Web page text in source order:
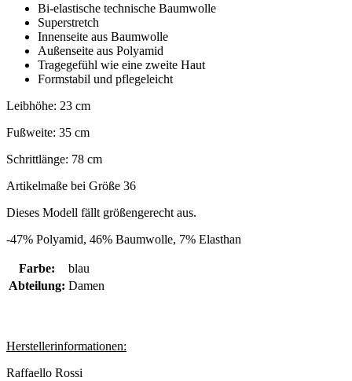
Bi-elastische technische Baumwolle
Superstretch
Innenseite aus Baumwolle
Außenseite aus Polyamid
Tragegefühl wie eine zweite Haut
Formstabil und pflegeleicht
Leibhöhe: 23 cm
Fußweite: 35 cm
Schrittlänge: 78 cm
Artikelmaße bei Größe 36
Dieses Modell fällt größengerecht aus.
-47% Polyamid, 46% Baumwolle, 7% Elasthan
Farbe:
blau
Abteilung: Damen
Herstellerinformationen:
Raffaello Rossi